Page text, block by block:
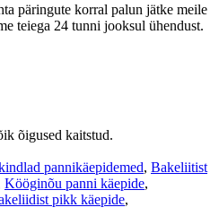
päringute korral palun jätke meile
teiega 24 tunni jooksul ühendust.
õigused kaitstud.
pannikäepidemed, Bakeliitist
Kööginõu panni käepide,
pikk käepide,